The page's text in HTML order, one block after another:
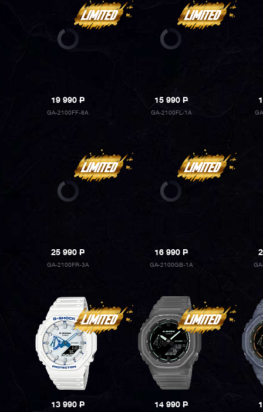
19 990P
GA-2100FF-8A
15 990P
GA-2100FL-1A
25 990P
GA-2100FR-3A
16 990P
GA-2100GB-1A
13 990P 14 990P